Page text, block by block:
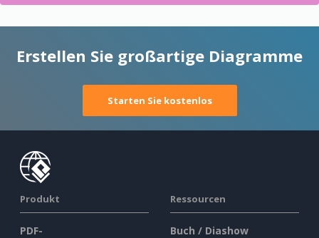
Erstellen Sie großartige Diagramme
Starten Sie kostenlos
Produkt
PDF-
Ressourcen
Buch / Diashow